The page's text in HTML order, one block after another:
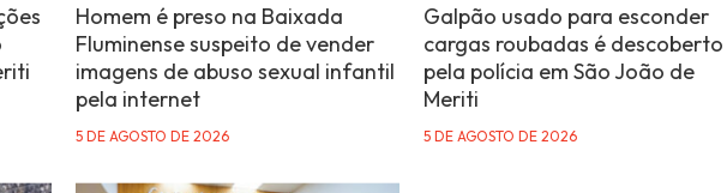
Homem é preso na Baixada
Fluminense suspeito de vender
imagens de abuso sexual infantil
pela internet
5 DE AGOSTO DE 2026
Galpão usado para esconder
cargas roubadas é descoberto
pela polícia em São João de
Meriti
5 DE AGOSTO DE 2026